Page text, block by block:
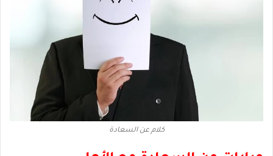
كلام عن السعادة